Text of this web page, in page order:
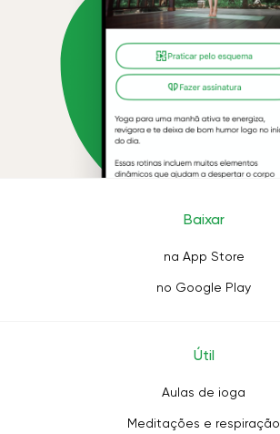
Baixar
na App Store
no Google Play
Útil
Aulas de ioga
Meditações e respiração